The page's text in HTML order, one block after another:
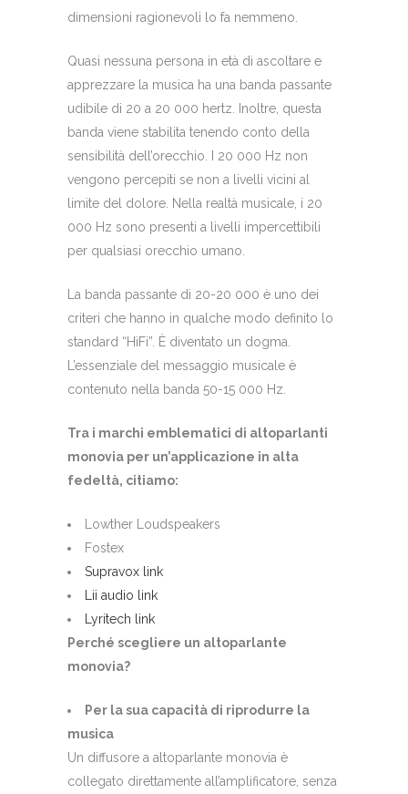
dimensioni ragionevoli lo fa nemmeno.
Quasi nessuna persona in età di ascoltare e
apprezzare la musica ha una banda passante
udibile di 20 a 20 000 hertz. Inoltre, questa
banda viene stabilita tenendo conto della
sensibilità dell’orecchio. I 20 000 Hz non
vengono percepiti se non a livelli vicini al
limite del dolore. Nella realtà musicale, i 20
000 Hz sono presenti a livelli impercettibili
per qualsiasi orecchio umano.
La banda passante di 20-20 000 è uno dei
criteri che hanno in qualche modo definito lo
standard “HiFi”. È diventato un dogma.
L’essenziale del messaggio musicale è
contenuto nella banda 50-15 000 Hz.
Tra i marchi emblematici di altoparlanti
monovia per un’applicazione in alta
fedeltà, citiamo:
Lowther Loudspeakers
Fostex
Supravox link
Lii audio link
Lyritech link
Perché scegliere un altoparlante
monovia?
Per la sua capacità di riprodurre la
musica
Un diffusore a altoparlante monovia è
collegato direttamente all’amplificatore, senza